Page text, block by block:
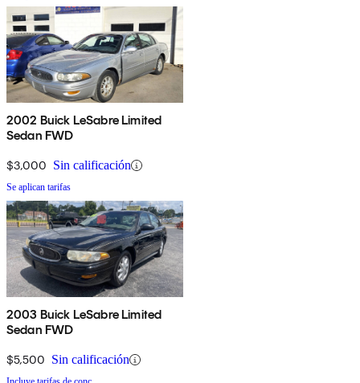
2002 Buick LeSabre Limited
Sedan FWD
$3,000 Sin calificación
Se aplican tarifas
2003 Buick LeSabre Limited
Sedan FWD
$5,500 Sin calificación